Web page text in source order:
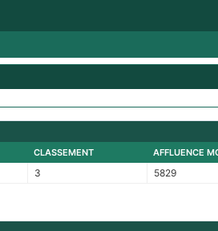
CLASSEMENT AFFLUENCE
3 5829